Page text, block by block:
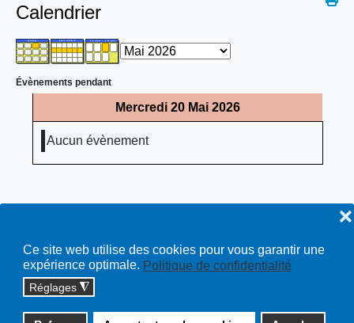
Ce site web utilise des cookies pour vous garantir une
expérience optimale. Politique de confidentialité
Réglages ◮
❌
Calendrier
Évènements pendant
Mercredi 20 Mai 2026
Aucun évènement
Copyright © 2026 cossonay.ch - tous droits réservés | site :